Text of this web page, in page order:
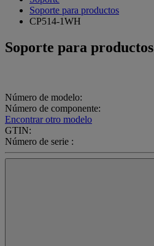
Soporte para productos
CP514-1WH
Soporte para productos
Número de modelo:
Número de componente:
Encontrar otro modelo
GTIN:
Número de serie :